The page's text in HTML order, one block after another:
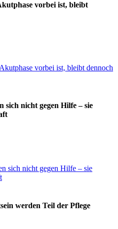
vorbei ist, bleibt
sich nicht gegen Hilfe – sie
werden Teil der Pflege